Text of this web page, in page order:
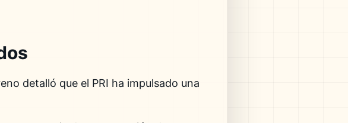
detalló que el PRI ha impulsado una